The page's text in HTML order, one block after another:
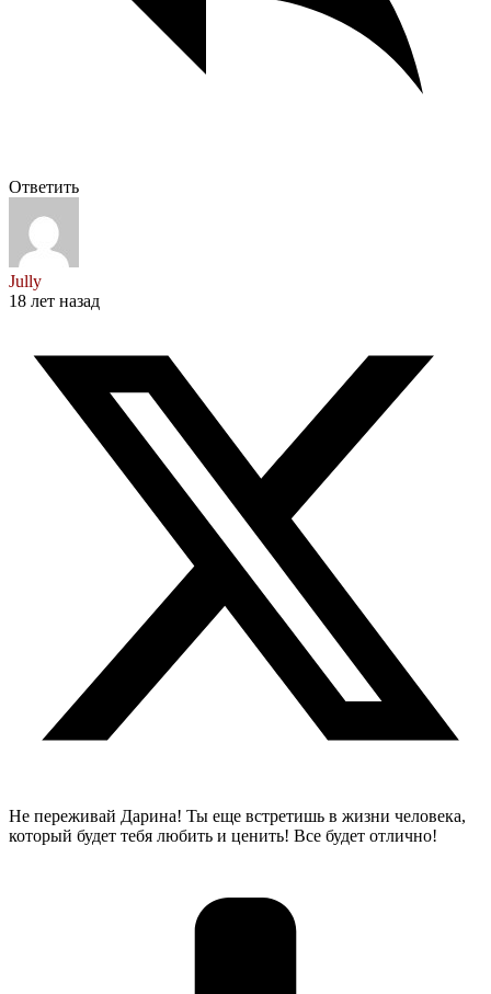
Ответить
Jully
18 лет назад
Не переживай Дарина! Ты еще встретишь в жизни человека,
который будет тебя любить и ценить! Все будет отлично!